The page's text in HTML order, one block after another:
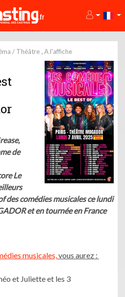
/ Théâtre A l'affiche
de
Le
des comédies musicales ce lundi
et en tournée en France
musicales,vous aurez :
et Juliette et les 3